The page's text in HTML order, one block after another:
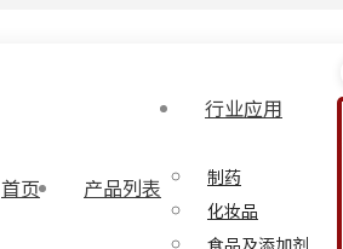
首页 产品列表
行业应用
制药
化妆品
食品及添加剂